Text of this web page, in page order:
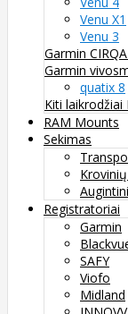
Venu X1
Venu 3
Garmin CIRQA
Garmin
quatix 8
Kiti laikrodžiai
RAM Mounts
Sekimas
Registratoriai
Garmin
SAFY
Viofo
Midland